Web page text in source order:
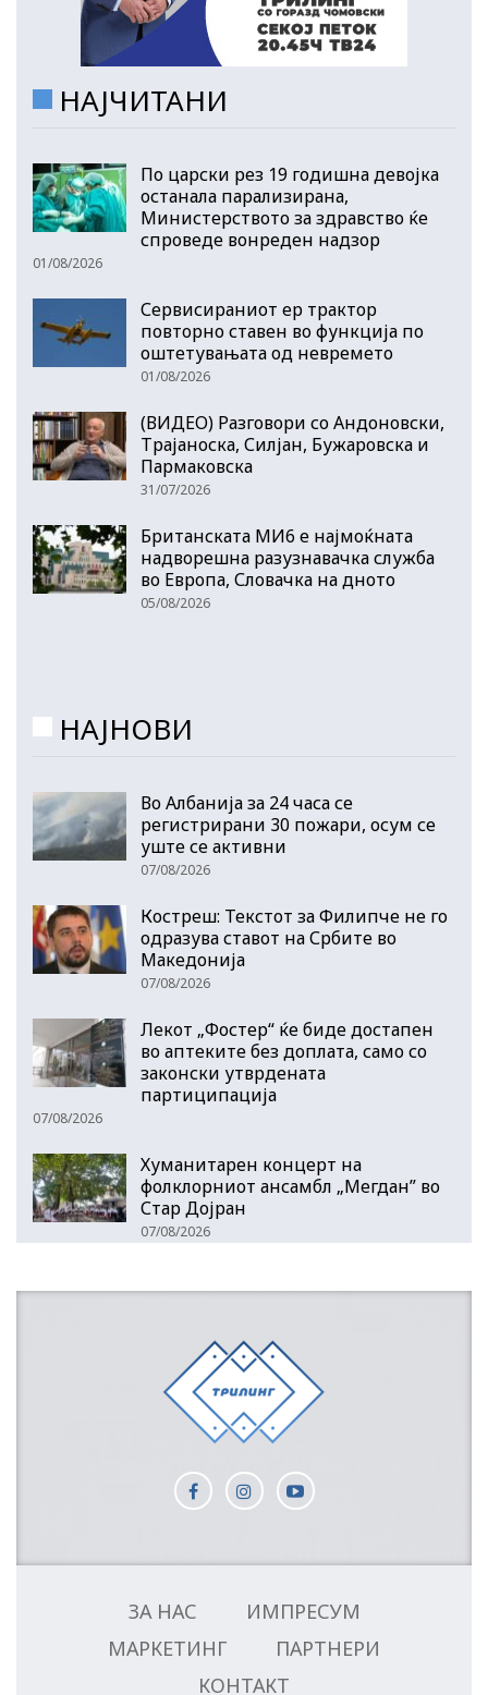
НАЈЧИТАНИ
По царски рез 19 годишна девојка
останала парализирана,
Министерството за здравство ќе
спроведе вонреден надзор
01/08/2026
Сервисираниот ер трактор
повторно ставен во функција по
оштетувањата од невремето
01/08/2026
(ВИДЕО) Разговори со Андоновски,
Трајаноска, Силјан, Бужаровска и
Пармаковска
31/07/2026
Британската МИ6 е најмоќната
надворешна разузнавачка служба
во Европа, Словачка на дното
05/08/2026
НАЈНОВИ
Во Албанија за 24 часа се
регистрирани 30 пожари, осум се
уште се активни
07/08/2026
Костреш: Текстот за Филипче не го
одразува ставот на Србите во
Македонија
07/08/2026
Лекот „Фостер“ ќе биде достапен
во аптеките без доплата, само со
законски утврдената
партиципација
07/08/2026
Хуманитарен концерт на
фолклорниот ансамбл „Мегдан” во
Стар Дојран
07/08/2026
ЗА НАС
ИМПРЕСУМ
МАРКЕТИНГ
ПАРТНЕРИ
КОНТАКТ